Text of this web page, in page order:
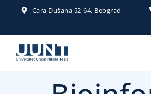
Cara Dušana 62-64, Beograd